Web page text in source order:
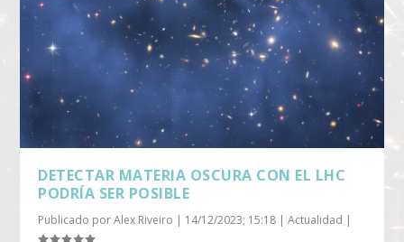
DETECTAR MATERIA OSCURA CON EL LHC
PODRÍA SER POSIBLE
Publicado porAlex Riveiro | 14/12/2023; 15:18 |Actualidad |